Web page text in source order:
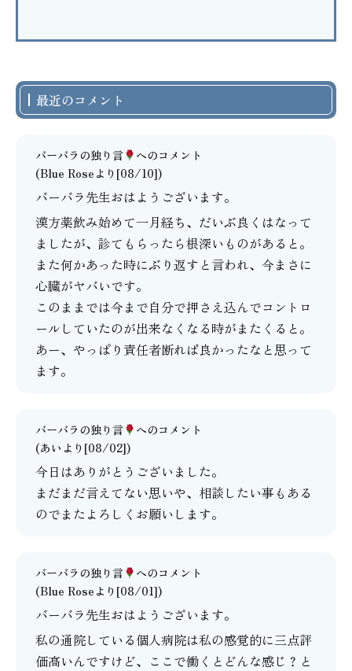
最近のコメント
バーバラの独り言
へのコメント
(Blue Roseより[08/10])
バーバラ先生おはようございます。
漢方薬飲み始めて一月経ち、だいぶ良くはなって
ましたが、診てもらったら根深いものがあると。
また何かあった時にぶり返すと言われ、今まさに
心臓がヤバいです。
このままでは今まで自分で押さえ込んでコントロ
ールしていたのが出来なくなる時がまたくると。
あー、やっぱり責任者断れば良かったなと思って
ます。
バーバラの独り言
へのコメント
(あいより[08/02])
今日はありがとうございました。
まだまだ言えてない思いや、相談したい事もある
のでまたよろしくお願いします。
バーバラの独り言
へのコメント
(Blue Roseより[08/01])
バーバラ先生おはようございます。
私の通院している個人病院は私の感覚的に三点評
価高いんですけど、ここで働くとどんな感じ？と